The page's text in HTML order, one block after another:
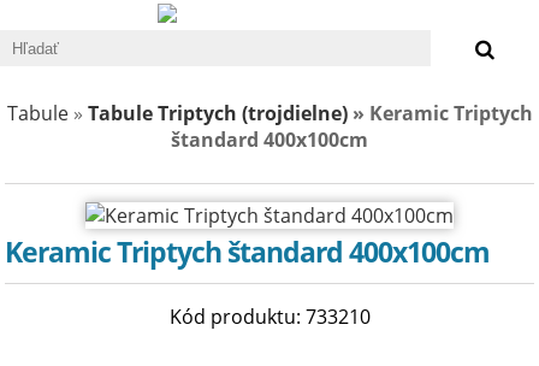
Tabule» Tabule Triptych (trojdielne)» Keramic Triptych
štandard 400x100cm
Keramic Triptych štandard 400x100cm
Kód produktu: 733210